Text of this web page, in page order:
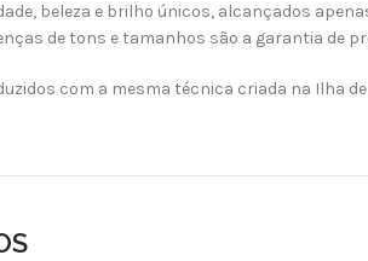
beleza e brilho únicos, alcançados
de tons e tamanhos são a garantia de
com a mesma técnica criada na Ilha